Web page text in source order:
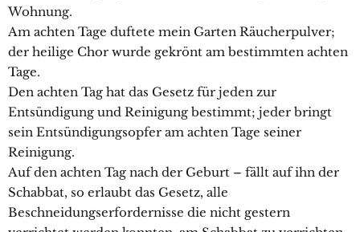
Wohnung.
Am achten Tage duftete mein Garten Räucherpulver;
der heilige Chor wurde gekrönt am bestimmten achten
Tage.
Den achten Tag hat das Gesetz für jeden zur
Entsündigung und Reinigung bestimmt; jeder bringt
sein Entsündigungsopfer am achten Tage seiner
Reinigung.
Auf den achten Tag nach der Geburt – fällt auf ihn der
Schabbat, so erlaubt das Gesetz, alle
Beschneidungserfordernisse die nicht gestern